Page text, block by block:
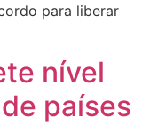
para liberar
nível
países